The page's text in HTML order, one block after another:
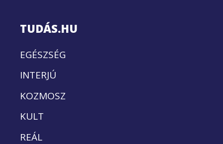
TUDÁS.HU
EGÉSZSÉG
INTERJÚ
KOZMOSZ
KULT
REÁL